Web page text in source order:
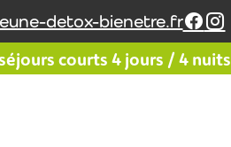
detox-bienetre.fr
courts 4 jours / 4 nuits